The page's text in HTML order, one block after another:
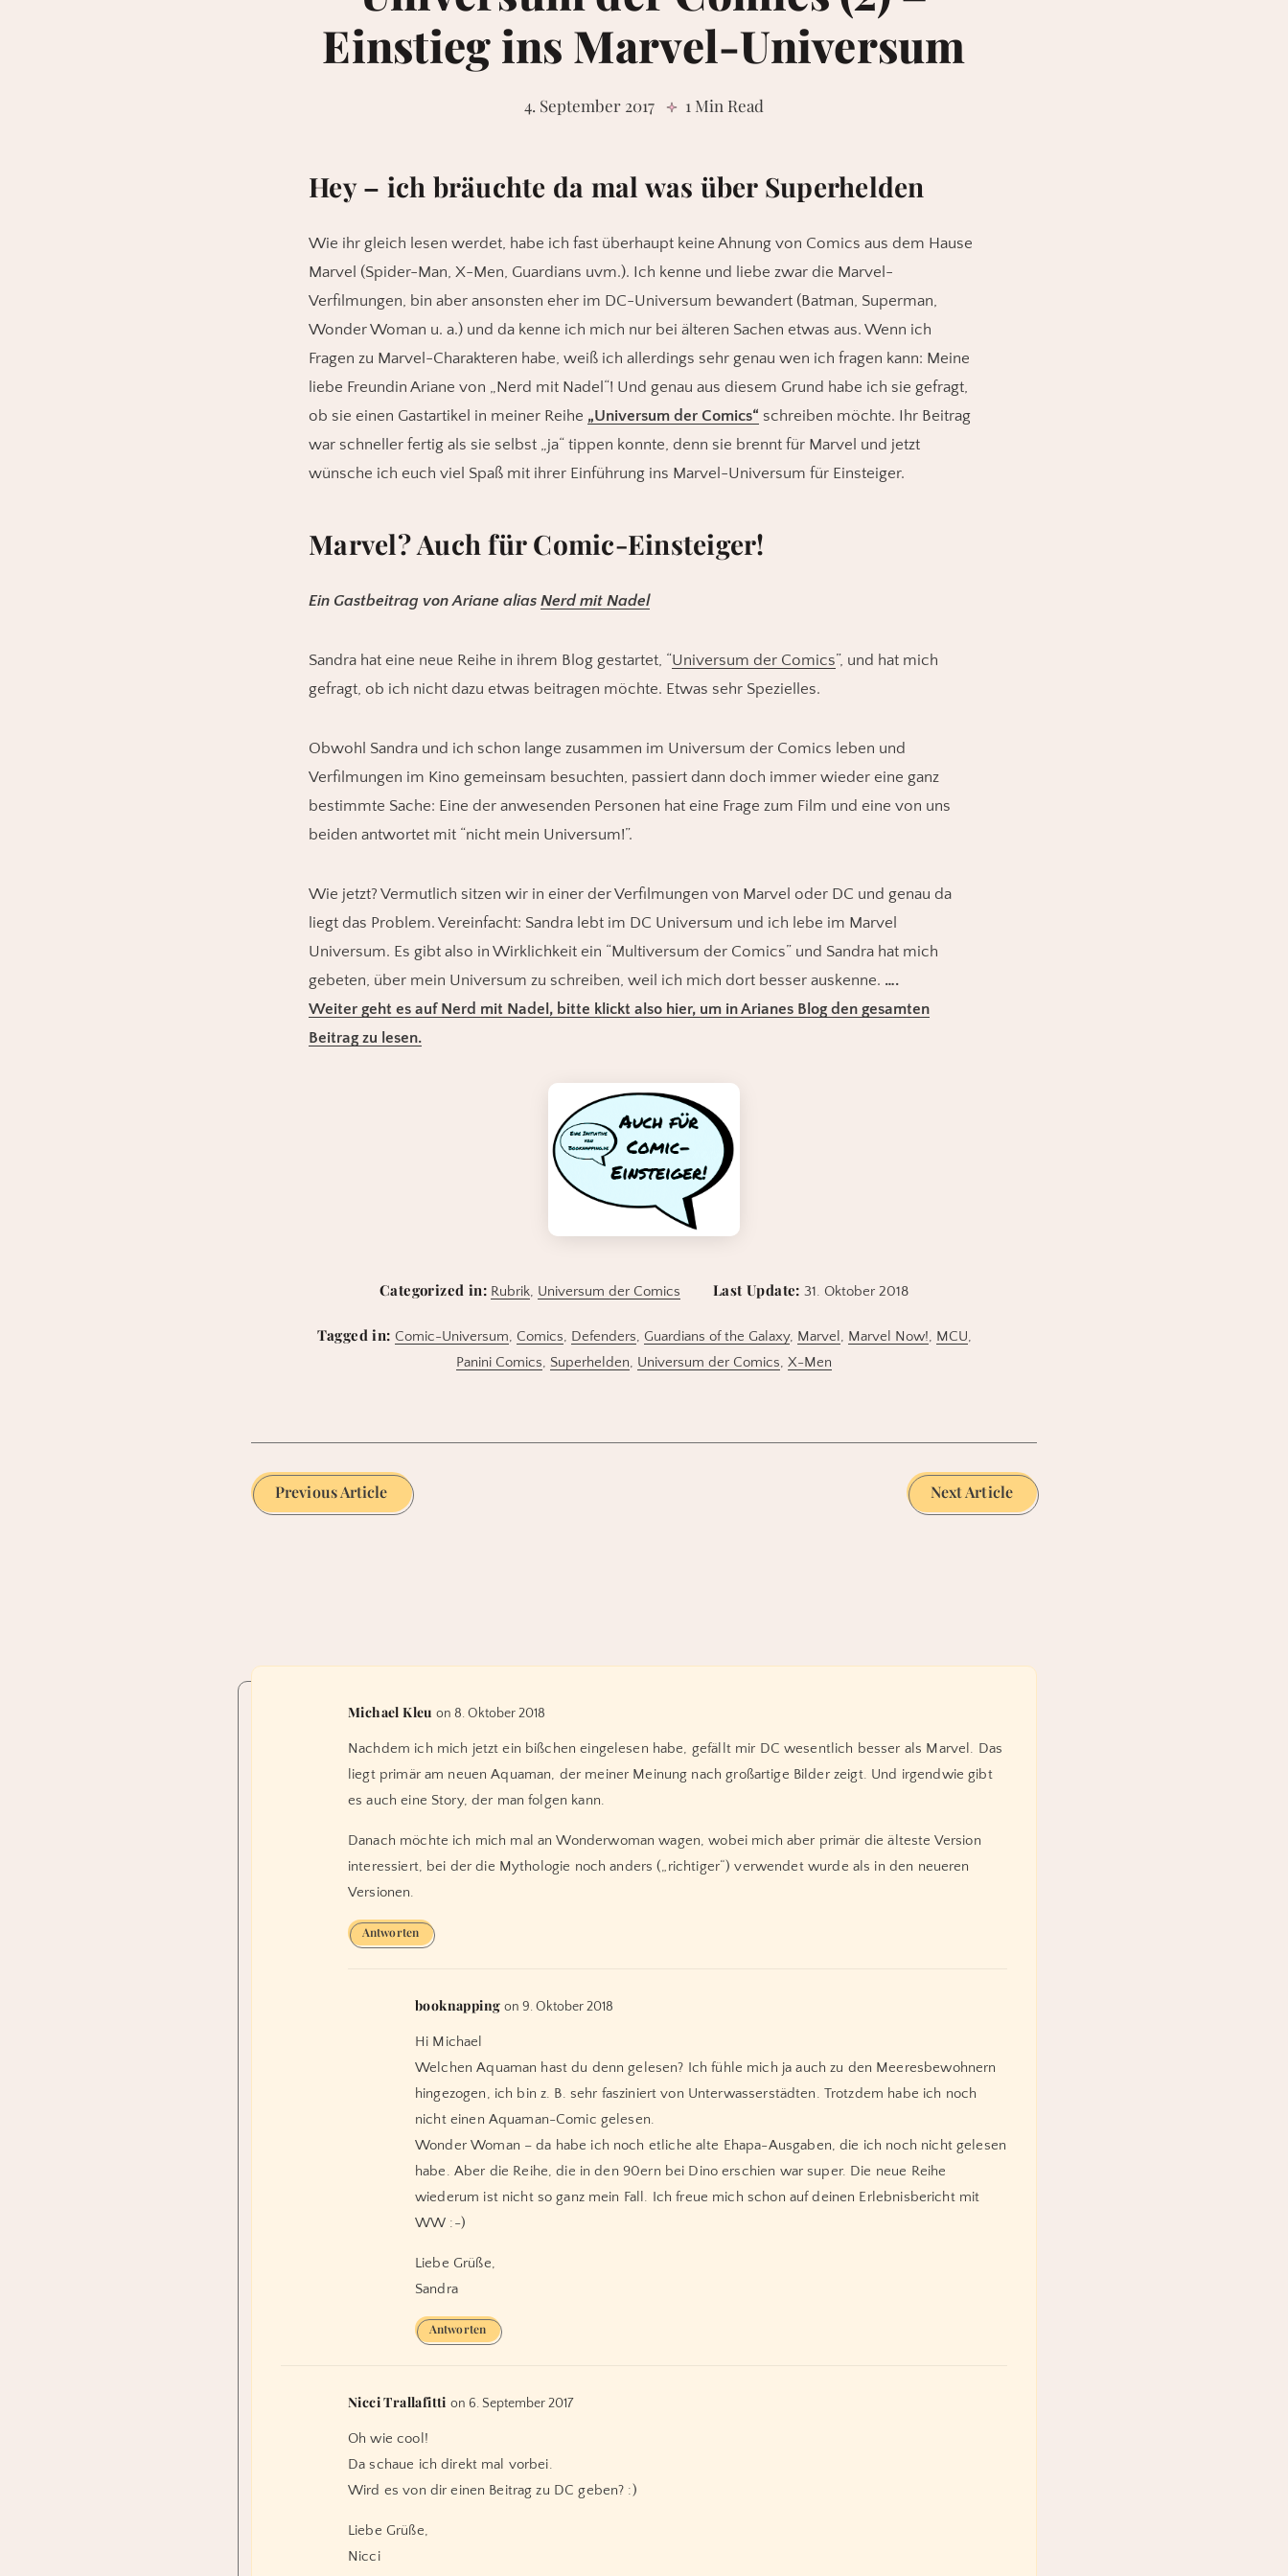
Einstieg ins Marvel-Universum
4. September 2017 1 Min Read
Hey – ich bräuchte da mal was über Superhelden
Wie ihr gleich lesen werdet, habe ich fast überhaupt keine Ahnung von Comics aus dem Hause
Marvel (Spider-Man, X-Men, Guardians uvm.). Ich kenne und liebe zwar die Marvel-
Verfilmungen, bin aber ansonsten eher im DC-Universum bewandert (Batman, Superman,
Wonder Woman u. a.) und da kenne ich mich nur bei älteren Sachen etwas aus. Wenn ich
Fragen zu Marvel-Charakteren habe, weiß ich allerdings sehr genau wen ich fragen kann: Meine
liebe Freundin Ariane von „Nerd mit Nadel“! Und genau aus diesem Grund habe ich sie gefragt,
ob sie einen Gastartikel in meiner Reihe „Universum der Comics“ schreiben möchte. Ihr Beitrag
war schneller fertig als sie selbst „ja“ tippen konnte, denn sie brennt für Marvel und jetzt
wünsche ich euch viel Spaß mit ihrer Einführung ins Marvel-Universum für Einsteiger.
Marvel? Auch für Comic-Einsteiger!
Ein Gastbeitrag von Ariane alias Nerd mit Nadel
Sandra hat eine neue Reihe in ihrem Blog gestartet, “Universum der Comics”, und hat mich
gefragt, ob ich nicht dazu etwas beitragen möchte. Etwas sehr Spezielles.
Obwohl Sandra und ich schon lange zusammen im Universum der Comics leben und
Verfilmungen im Kino gemeinsam besuchten, passiert dann doch immer wieder eine ganz
bestimmte Sache: Eine der anwesenden Personen hat eine Frage zum Film und eine von uns
beiden antwortet mit “nicht mein Universum!”.
Wie jetzt? Vermutlich sitzen wir in einer der Verfilmungen von Marvel oder DC und genau da
liegt das Problem. Vereinfacht: Sandra lebt im DC Universum und ich lebe im Marvel
Universum. Es gibt also in Wirklichkeit ein “Multiversum der Comics” und Sandra hat mich
gebeten, über mein Universum zu schreiben, weil ich mich dort besser auskenne. ….
Weiter geht es auf Nerd mit Nadel, bitte klickt also hier, um in Arianes Blog den gesamten
Beitrag zu lesen.
Categorized in: Rubrik, Universum der Comics Last Update: 31. Oktober 2018
Tagged in: Comic-Universum, Comics, Defenders, Guardians of the Galaxy, Marvel , Marvel Now!, MCU,
Panini Comics, Superhelden, Universum der Comics, X-Men
Previous Article Next Article
Michael Kleu on 8. Oktober 2018
Nachdem ich mich jetzt ein bißchen eingelesen habe, gefällt mir DC wesentlich besser als Marvel. Das
liegt primär am neuen Aquaman, der meiner Meinung nach großartige Bilder zeigt. Und irgendwie gibt
es auch eine Story, der man folgen kann.
Danach möchte ich mich mal an Wonderwoman wagen, wobei mich aber primär die älteste Version
interessiert, bei der die Mythologie noch anders („richtiger“) verwendet wurde als in den neueren
Versionen.
Antworten
booknapping on 9. Oktober 2018
Hi Michael
Welchen Aquaman hast du denn gelesen? Ich fühle mich ja auch zu den Meeresbewohnern
hingezogen, ich bin z. B. sehr fasziniert von Unterwasserstädten. Trotzdem habe ich noch
nicht einen Aquaman-Comic gelesen.
Wonder Woman – da habe ich noch etliche alte Ehapa-Ausgaben, die ich noch nicht gelesen
habe. Aber die Reihe, die in den 90ern bei Dino erschien war super. Die neue Reihe
wiederum ist nicht so ganz mein Fall. Ich freue mich schon auf deinen Erlebnisbericht mit
WW :-)
Liebe Grüße,
Sandra
Antworten
Nicci Trallafitti on 6. September 2017
Oh wie cool!
Da schaue ich direkt mal vorbei.
Wird es von dir einen Beitrag zu DC geben? :)
Liebe Grüße,
Nicci